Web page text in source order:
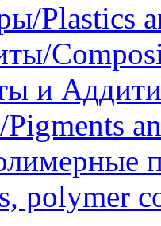
Plastics
и
polymer